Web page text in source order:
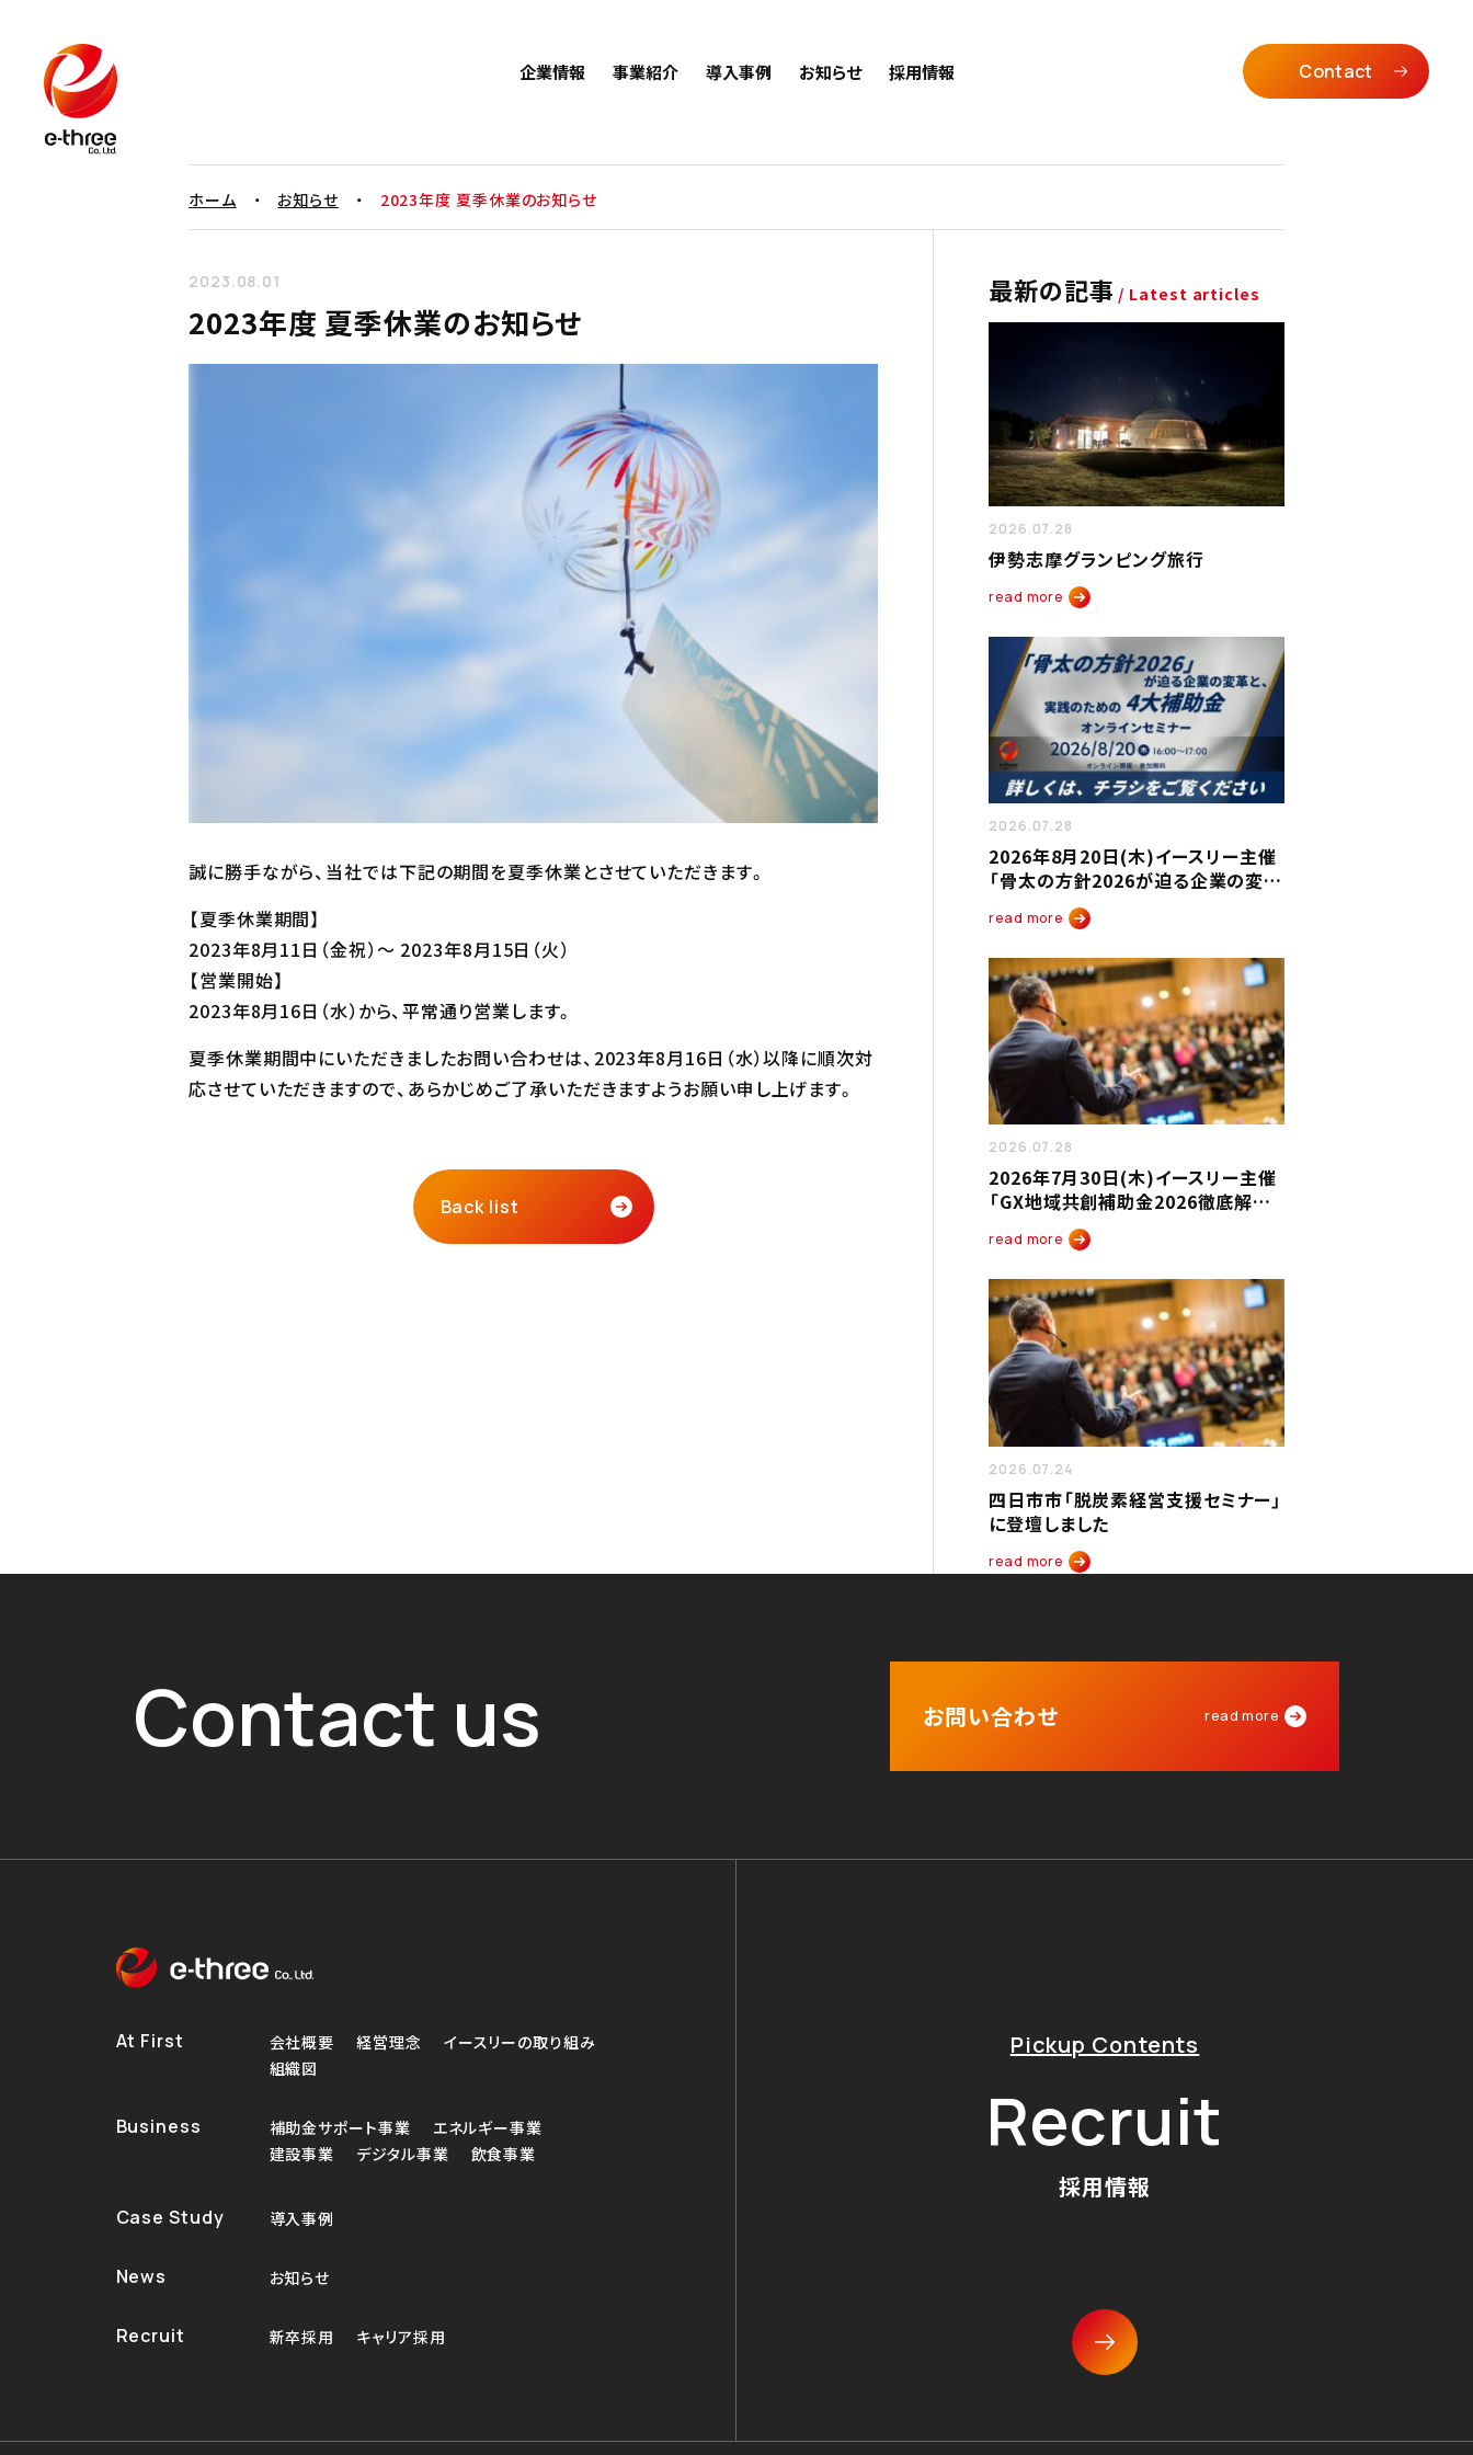
企業情報 事業紹介 導入事例 お知らせ 採用情報 Contact
ホーム ・ お知らせ ・ 2023年度 夏季休業のお知らせ
2023.08.01
2023年度 夏季休業のお知らせ
誠に勝手ながら、当社では下記の期間を夏季休業とさせていただきます。
【夏季休業期間】
2023年8月11日（金祝）～ 2023年8月15日（火）
【営業開始】
2023年8月16日（水）から、平常通り営業します。
夏季休業期間中にいただきましたお問い合わせは、2023年8月16日（水）以降に順次対
応させていただきますので、あらかじめご了承いただきますようお願い申し上げます。
Back list
最新の記事 / Latest articles
2026.07.28
伊勢志摩グランピング旅行
read more
2026.07.28
2026年8月20日(木)イースリー主催
「骨太の方針2026が迫る企業の変革
と、実践のための4大補助金オンライ
ンセミナー」を開催いたします。
read more
2026.07.28
2026年7月30日(木)イースリー主催
「GX地域共創補助金2026徹底解説
セミナー」を緊急開催いたします。
read more
2026.07.24
四日市市「脱炭素経営支援セミナー」
に登壇しました
read more
Contact us お問い合わせ read more
At First 会社概要 経営理念
イースリーの取り組み
組織図
Business 補助金サポート事業
エネルギー事業
建設事業
デジタル事業 飲食事業
Case Study 導入事例
News お知らせ
Recruit 新卒採用 キャリア採用
Pickup Contents
Recruit
採用情報